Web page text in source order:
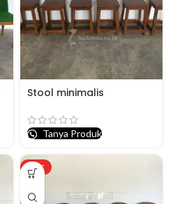
Stool minimalis
Tanya Produk
HOT